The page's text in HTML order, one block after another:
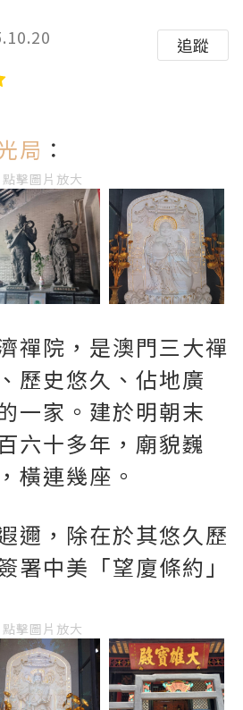
追蹤
局 ：
點擊圖片放大
禪院，是澳門三大禪
歷史悠久、佔地廣
一家。建於明朝末
六十多年，廟貌巍
橫連幾座。
邇，除在於其悠久歷
署中美「望廈條約」
點擊圖片放大